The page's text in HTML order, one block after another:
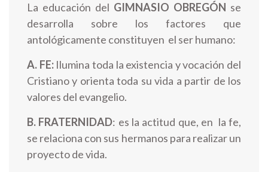
La educación del GIMNASIO OBREGÓN se
desarrolla sobre los factores que
antológicamente constituyen el ser humano:
A. FE:Ilumina toda la existencia y vocación del
Cristiano y orienta toda su vida a partir de los
valores del evangelio.
B. FRATERNIDAD: es la actitud que, en la fe,
se relaciona con sus hermanos para realizar un
proyecto de vida.